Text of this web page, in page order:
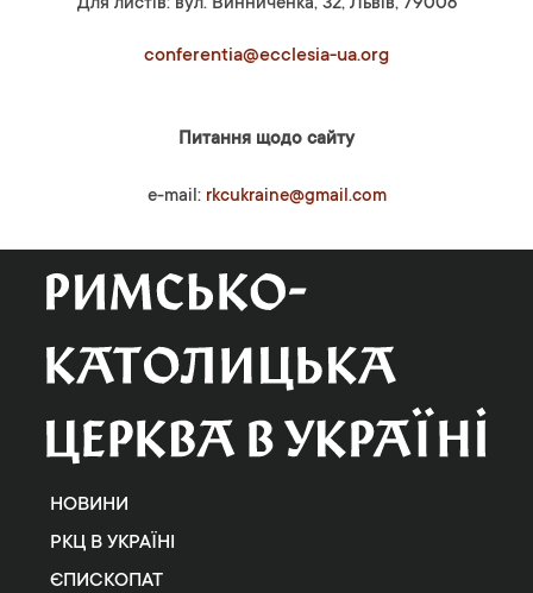
Для листів: вул. Винниченка, 32, Львів, 79008
conferentia@ecclesia-ua.org
Питання щодо сайту
e-mail: rkcukraine@gmail.com
НОВИНИ
РКЦ В УКРАЇНІ
ЄПИСКОПАТ